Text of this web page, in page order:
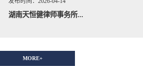
湖南天恒健律师事务所...
MORE+